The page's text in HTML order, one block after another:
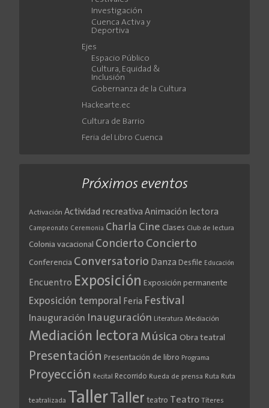
Investigación
Cuenca Activa y
Deportiva
Ejes
Espacio Público
Cultura, Equidad &
Inclusión
Gobernanza de la Cultura
Hackearte.ec
Cultura de Barrio
Feria del Libro Cuenca
Próximos eventos
Activación Actividad recreativa Animación lectora
Campeonato Ceremonia Charla Cine Clases Club de lectura
Colonia vacacional Concierto Concierto
Conferencia Conversatorio Danza Desfile Educación
Encuentro Exposición Exposición permanente
Exposición temporal Feria Festival
Inauguración Inauguración Literatura Mediación
Mediación lectora Música Obra teatral
Presentación Presentación de libro Programa
Proyección Recital Recorrido Rueda de prensa Ruta Ruta
teatralizada Taller Taller teatro Teatro Títeres